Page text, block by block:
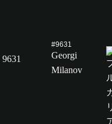
9631
#9631
Georgi
Milanov